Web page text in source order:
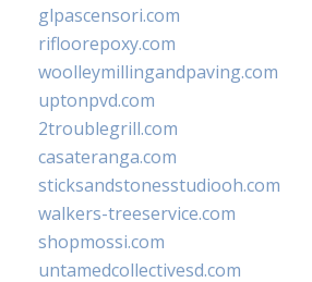
glpascensori.com
rifloorepoxy.com
woolleymillingandpaving.com
uptonpvd.com
2troublegrill.com
casateranga.com
sticksandstonesstudiooh.com
walkers-treeservice.com
shopmossi.com
untamedcollectivesd.com